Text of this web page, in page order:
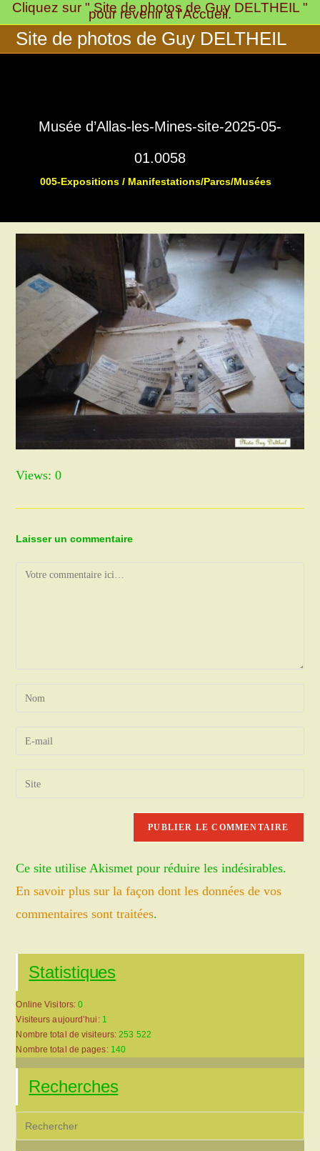
Skip
to
content
Cliquez sur " Site de photos de Guy DELTHEIL "
pour revenir à l'Accueil.
Site de photos de Guy DELTHEIL
Musée d’Allas-les-Mines-site-2025-05-
01.0058
005-Expositions / Manifestations/Parcs/Musées
Views: 0
Laisser un commentaire
Comment
Enter
Enter
address
Saisir
(facultatif)
Ce site utilise Akismet pour réduire les indésirables.
En savoir plus sur la façon dont les données de vos
commentaires sont traitées.
Statistiques
Online Visitors:0
Visiteurs aujourd’hui: 1
Nombre total de visiteurs:253 522
Nombre total de pages: 140
Recherches